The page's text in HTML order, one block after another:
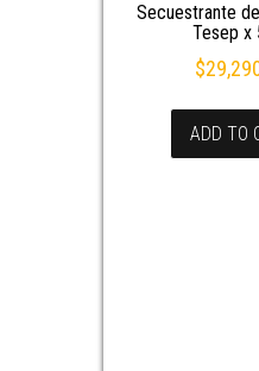
Secuestrante
Tesep x
$
ADD TO